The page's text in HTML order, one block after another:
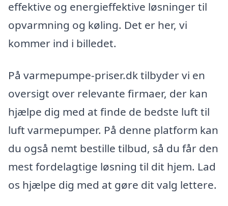
effektive og energieffektive løsninger til
opvarmning og køling. Det er her, vi
kommer ind i billedet.
På varmepumpe-priser.dk tilbyder vi en
oversigt over relevante firmaer, der kan
hjælpe dig med at finde de bedste luft til
luft varmepumper. På denne platform kan
du også nemt bestille tilbud, så du får den
mest fordelagtige løsning til dit hjem. Lad
os hjælpe dig med at gøre dit valg lettere.